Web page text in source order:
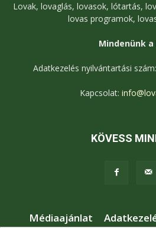
Lovak, lovaglás, lovasok, lótartás,
lovas programok,
Mindenünk a
Adatkezelés nyilvántartási
Kapcsolat:
KÖVESS
Médiaajánlat